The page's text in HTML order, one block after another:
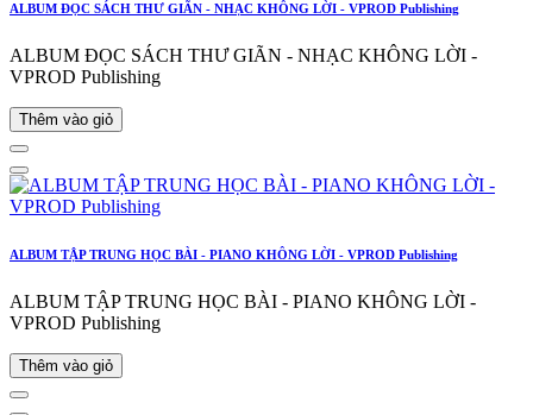
ALBUM ĐỌC SÁCH THƯ GIÃN - NHẠC KHÔNG LỜI - VPROD Publishing
ALBUM ĐỌC SÁCH THƯ GIÃN - NHẠC KHÔNG LỜI -
VPROD Publishing
Thêm vào giỏ
ALBUM TẬP TRUNG HỌC BÀI - PIANO KHÔNG LỜI - VPROD Publishing
ALBUM TẬP TRUNG HỌC BÀI - PIANO KHÔNG LỜI -
VPROD Publishing
Thêm vào giỏ